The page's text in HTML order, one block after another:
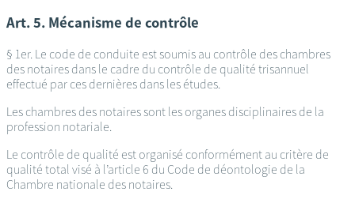
Art. 5. Mécanisme de contrôle
§ 1er. Le code de conduite est soumis au contrôle des chambres
des notaires dans le cadre du contrôle de qualité trisannuel
effectué par ces dernières dans les études.
Les chambres des notaires sont les organes disciplinaires de la
profession notariale.
Le contrôle de qualité est organisé conformément au critère de
qualité total visé à l’article 6 du Code de déontologie de la
Chambre nationale des notaires.